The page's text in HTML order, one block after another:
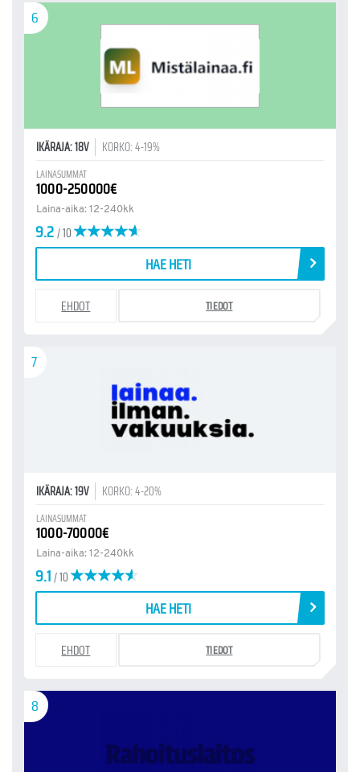
6
IKÄRAJA: 18V KORKO: 4-19%
LAINASUMMAT
1000-250000€
Laina-aika: 12-240kk
9.2/ 10
HAE HETI
EHDOT TIEDOT
7
IKÄRAJA: 19V KORKO: 4-20%
LAINASUMMAT
1000-70000€
Laina-aika: 12-240kk
9.1/ 10
HAE HETI
EHDOT TIEDOT
8